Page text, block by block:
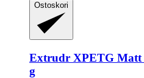
Ostoskori
Extrudr XPETG Matt
g